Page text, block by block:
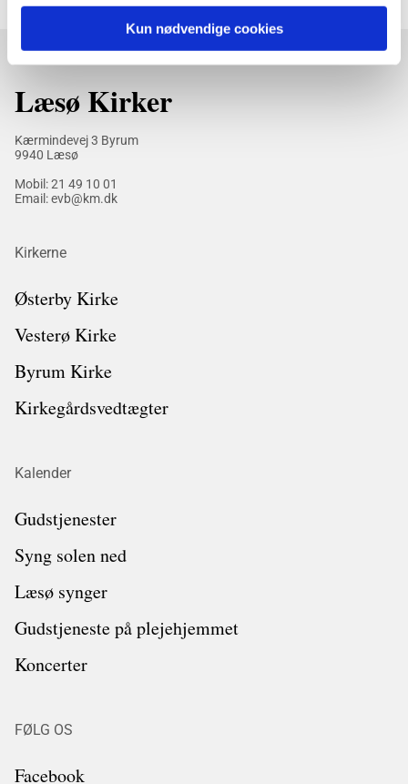
Kun nødvendige cookies
Læsø Kirker
Kærmindevej 3 Byrum
9940 Læsø
Mobil:21 49 10 01
Email: evb@km.dk
Kirkerne
Østerby Kirke
Vesterø Kirke
Byrum Kirke
Kirkegårdsvedtægter
Kalender
Gudstjenester
Syng solen ned
Læsø synger
Gudstjeneste på plejehjemmet
Koncerter
FØLG OS
Facebook